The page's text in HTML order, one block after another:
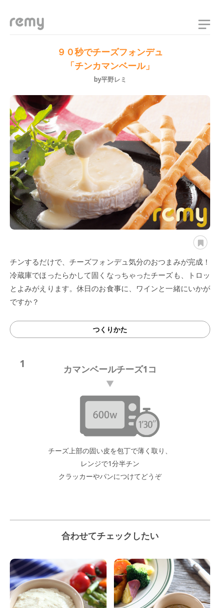
９０秒でチーズフォンデュ
「チンカマンベール」
by平野レミ
チンするだけで、チーズフォンデュ気分のおつまみが完成！
冷蔵庫でほったらかして固くなっちゃったチーズも、トロッ
とよみがえります。休日のお食事に、ワインと一緒にいかが
ですか？
つくりかた
1 カマンベールチーズ1コ
チーズ上部の固い皮を包丁で薄く取り、
レンジで1分半チン
クラッカーやパンにつけてどうぞ
合わせてチェックしたい